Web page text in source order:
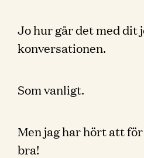
Jo hur går det med dit
konversationen.
Som vanligt.
Men jag har hört att
bra!